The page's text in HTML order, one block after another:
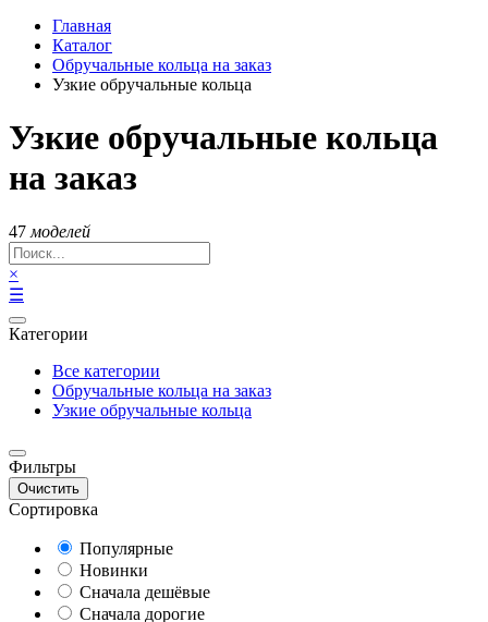
Главная
Каталог
Обручальные кольца на заказ
Узкие обручальные кольца
Узкие обручальные кольца
на заказ
47 моделей
×
☰
Категории
Все категории
Обручальные кольца на заказ
Узкие обручальные кольца
Фильтры
Очистить
Сортировка
Популярные
Новинки
Сначала дешёвые
Сначала дорогие